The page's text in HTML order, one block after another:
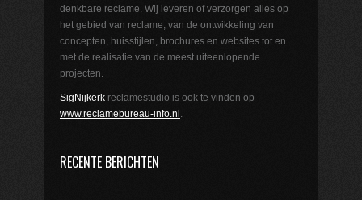
denkbare reclame. Wij leveren of verzorgen alles op
het gebied van reclame, van de ontwikkeling van
concepten, huisstijlen, brochures en websites tot en
met de realisatie van de meest uiteenlopende
projecten.
SigNijkerk reclamestudio is ook te vinden op
www.reclamebureau-info.nl
RECENTE BERICHTEN